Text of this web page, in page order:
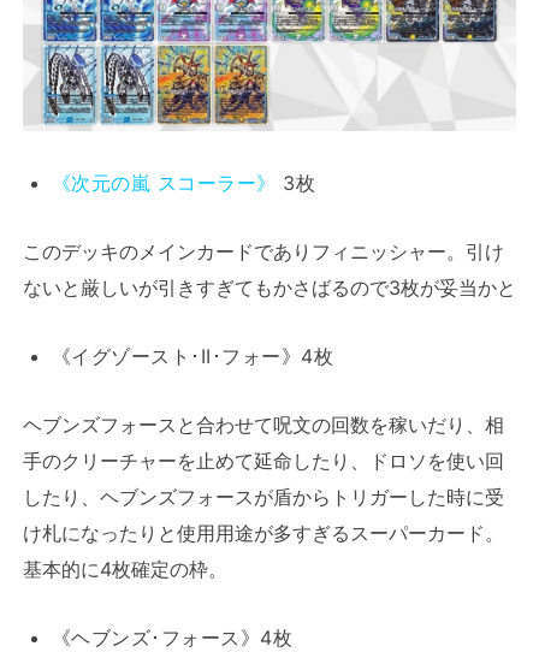
《次元の嵐 スコーラー》 3枚
このデッキのメインカードでありフィニッシャー。引け
ないと厳しいが引きすぎてもかさばるので3枚が妥当かと
《イグゾースト･II･フォー》4枚
ヘブンズフォースと合わせて呪文の回数を稼いだり、相
手のクリーチャーを止めて延命したり、ドロソを使い回
したり、ヘブンズフォースが盾からトリガーした時に受
け札になったりと使用用途が多すぎるスーパーカード。
基本的に4枚確定の枠。
《ヘブンズ･フォース》4枚